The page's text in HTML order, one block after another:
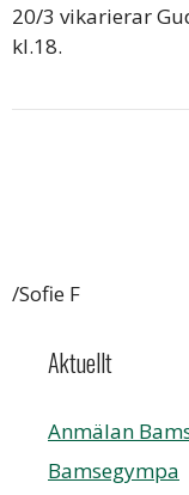
20/3 vikarierar
kl.18.
/Sofie F
Aktuellt
Anmälan
Bamsegympa